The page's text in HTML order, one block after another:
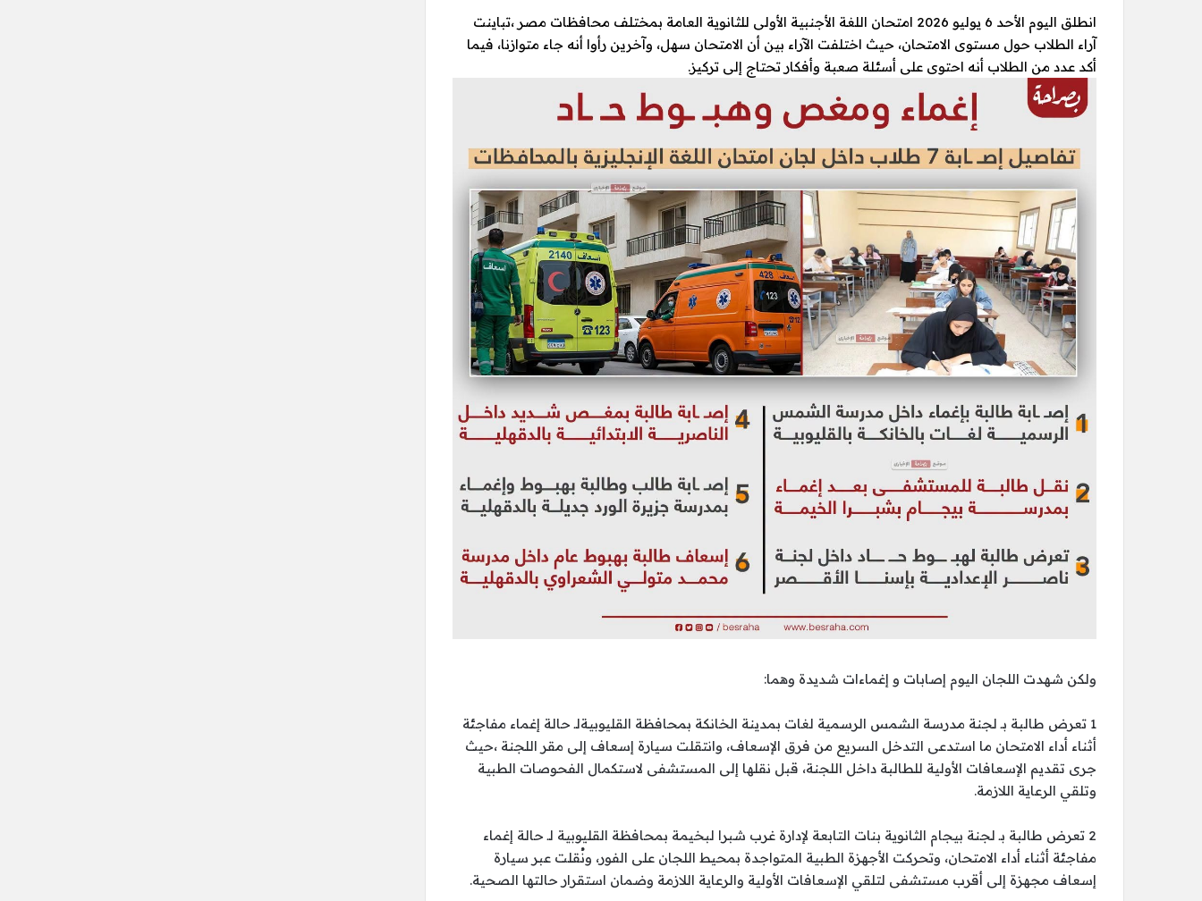
انطلق اليوم الأحد 6 يوليو 2026 امتحان اللغة الأجنبية الأولى للثانوية العامة بمختلف محافظات مصر ،تباينت
آراء الطلاب حول مستوى الامتحان، حيث اختلفت الآراء بين أن الامتحان سهل، وآخرين رأوا أنه جاء متوازنا، فيما
أكد عدد من الطلاب أنه احتوى على أسئلة صعبة وأفكار تحتاج إلى تركيز.
ولكن شهدت اللجان اليوم إصابات و إغماءات شديدة وهما:
1 تعرض طالبة بـ لجنة مدرسة الشمس الرسمية لغات بمدينة الخانكة بمحافظة القليوبيةلـ حالة إغماء مفاجئة
أثناء أداء الامتحان ما استدعى التدخل السريع من فرق الإسعاف، وانتقلت سيارة إسعاف إلى مقر اللجنة ،حيث
جرى تقديم الإسعافات الأولية للطالبة داخل اللجنة، قبل نقلها إلى المستشفى لاستكمال الفحوصات الطبية
وتلقي الرعاية اللازمة.
2 تعرض طالبة بـ لجنة بيجام الثانوية بنات التابعة لإدارة غرب شبرا لبخيمة بمحافظة القليوبية لـ حالة إغماء
مفاجئة أثناء أداء الامتحان، وتحركت الأجهزة الطبية المتواجدة بمحيط اللجان على الفور، ونُقلت عبر سيارة
إسعاف مجهزة إلى أقرب مستشفى لتلقي الإسعافات الأولية والرعاية اللازمة وضمان استقرار حالتها الصحية.